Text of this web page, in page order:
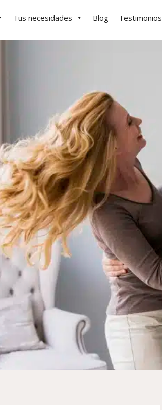
Tus necesidades Blog Testimonios